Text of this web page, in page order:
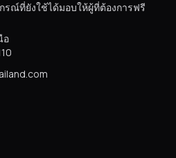
ณ์ที่ยังใช้ได้มอบให้ผู้ที่ต้องการฟรี
อ